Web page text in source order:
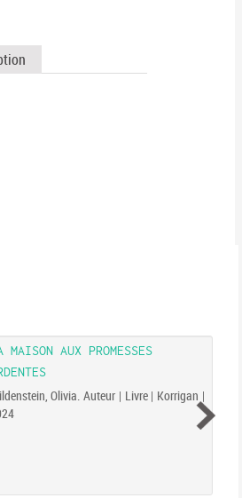
MAISON AUX PROMESSES
Olivia. Auteur | Livre | Korrigan |